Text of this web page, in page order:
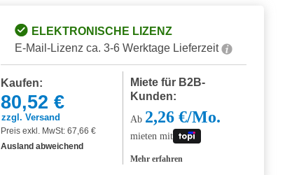
ELEKTRONISCHE LIZENZ
E-Mail-Lizenz ca. 3-6 Werktage Lieferzeit
Kaufen:
80,52 €
zzgl. Versand
Preis exkl. MwSt: 67,66 €
Ausland abweichend
Miete für B2B-
Kunden:
Ab 2,26 €/Mo.
mieten mit
Mehr erfahren